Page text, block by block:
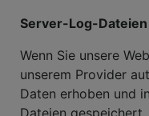
Server-Log-Dateien
Wenn Sie unsere
unserem Provider
Daten erhoben und
Dateien